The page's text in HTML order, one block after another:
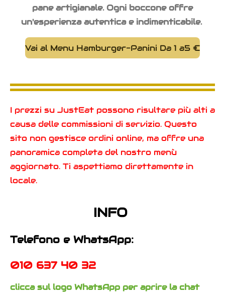
pane artigianale. Ogni boccone offre
un'esperienza autentica e indimenticabile.
Vai al Menu Hamburger-Panini Da 1 a5 €
I prezzi su JustEat possono risultare più alti a
causa delle commissioni di servizio. Questo
sito non gestisce ordini online, ma offre una
panoramica completa del nostro menù
aggiornato. Ti aspettiamo direttamente in
locale.
INFO
Telefono e WhatsApp:
010 637 40 32
clicca sul logo WhatsApp per aprire la chat